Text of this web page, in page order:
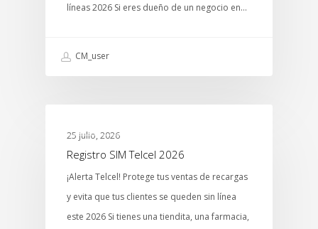
líneas 2026 Si eres dueño de un negocio en…
CM_user
25 julio, 2026
Registro SIM Telcel 2026
¡Alerta Telcel! Protege tus ventas de recargas
y evita que tus clientes se queden sin línea
este 2026 Si tienes una tiendita, una farmacia,